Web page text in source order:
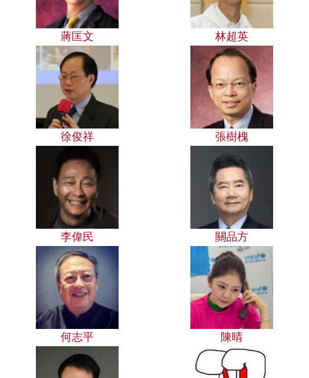
蔣匡文 林超英
徐俊祥 張樹槐
李偉民 關品方
何志平 陳晴